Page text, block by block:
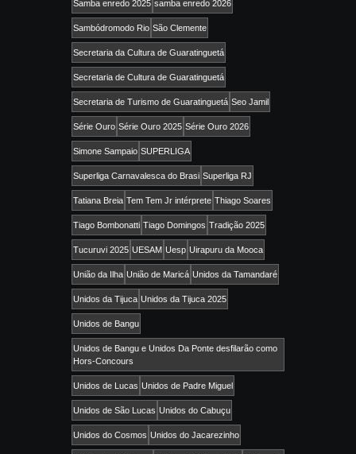
Samba enredo 2025 samba enredo 2026
Sambódromodo Rio São Clemente
Secretaria da Cultura de Guaratinguetá
Secretaria de Cultura de Guaratinguetá
Secretaria de Turismo de Guaratinguetá Seo Jamil
Série Ouro Série Ouro 2025 Série Ouro 2026
Simone Sampaio SUPERLIGA
Superliga Carnavalesca do Brasi Superliga RJ
Tatiana Breia Tem Tem Jr intérprete Thiago Soares
Tiago Bombonatti Tiago Domingos Tradição 2025
Tucuruvi 2025 UESAM Uesp Uirapuru da Mooca
União da Ilha União de Maricá Unidos da Tamandaré
Unidos da Tijuca Unidos da Tijuca 2025
Unidos de Bangu
Unidos de Bangu e Unidos Da Ponte desfilarão como
Hors-Concours
Unidos de Lucas Unidos de Padre Miguel
Unidos de São Lucas Unidos do Cabuçu
Unidos do Cosmos Unidos do Jacarezinho